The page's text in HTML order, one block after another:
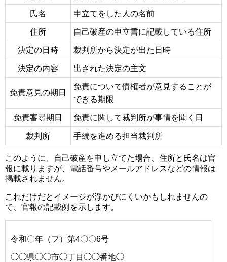
氏名 申立てをした人の名前
住所 自己破産の申立書に記載している住所
決定の日時 裁判所から決定が出た日時
決定の内容 出された決定の主文
免責意見の期日
免責について債権者が意見することが
できる期限
免責審尋期日 免責に関して裁判所が事情を聞く日
裁判所 手続を進める担当裁判所
このように、自己破産を申し立てた場合、住所と氏名は官
報に載りますが、電話番号やメールアドレスなどの情報は
掲載されません。
これだけだとイメージが浮かびにくいかもしれませんの
で、官報の記載例を示します。
令和〇年（フ）第4〇〇6号
◯◯県◯◯市◯丁目◯◯番地◯